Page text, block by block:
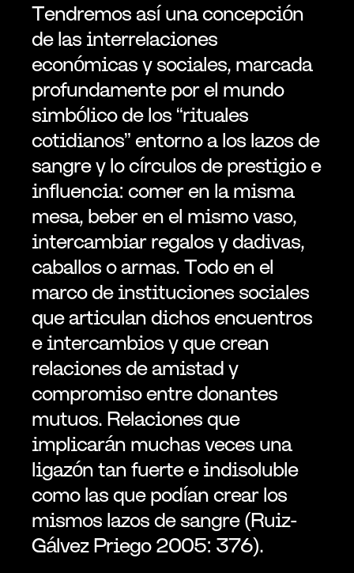
Tendremos así una concepción
de las interrelaciones
económicas y sociales, marcada
profundamente por el mundo
simbólico de los “rituales
cotidianos” entorno a los lazos de
sangre y lo círculos de prestigio e
influencia: comer en la misma
mesa, beber en el mismo vaso,
intercambiar regalos y dadivas,
caballos o armas. Todo en el
marco de instituciones sociales
que articulan dichos encuentros
e intercambios y que crean
relaciones de amistad y
compromiso entre donantes
mutuos. Relaciones que
implicarán muchas veces una
ligazón tan fuerte e indisoluble
como las que podían crear los
mismos lazos de sangre (Ruiz-
Gálvez Priego 2005: 376).